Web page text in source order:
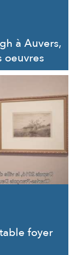
à Auvers,
oeuvres
foyer